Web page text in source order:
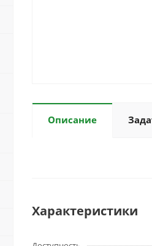
Описание
Характеристики